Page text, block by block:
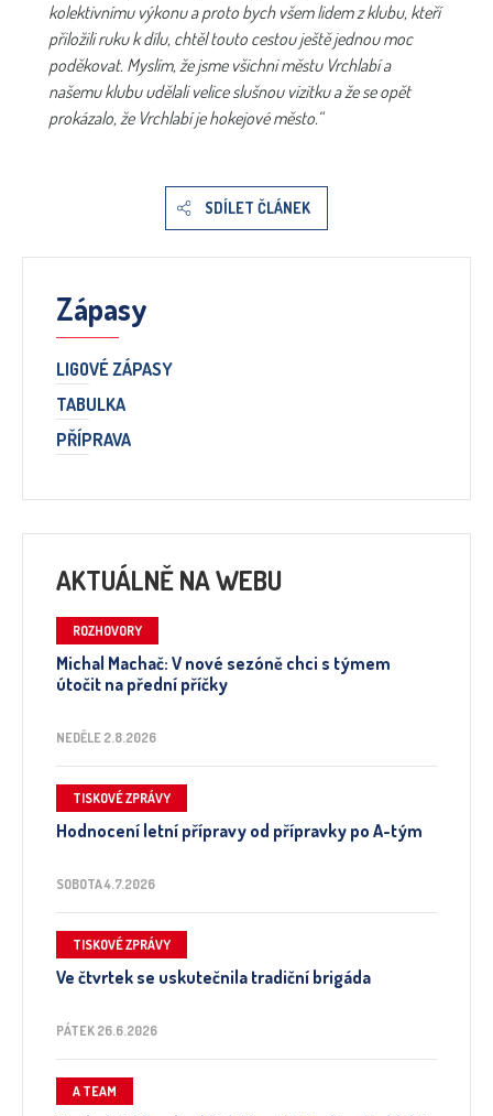
kolektivnímu výkonu a proto bych všem lidem z klubu, kteří
přiložili ruku k dílu, chtěl touto cestou ještě jednou moc
poděkovat. Myslím, že jsme všichni městu Vrchlabí a
našemu klubu udělali velice slušnou vizitku a že se opět
prokázalo, že Vrchlabí je hokejové město.“
SDÍLET ČLÁNEK
Zápasy
LIGOVÉ ZÁPASY
TABULKA
PŘÍPRAVA
AKTUÁLNĚ NA WEBU
ROZHOVORY
Michal Machač: V nové sezóně chci s týmem
útočit na přední příčky
NEDĚLE 2.8.2026
TISKOVÉ ZPRÁVY
Hodnocení letní přípravy od přípravky po A-tým
SOBOTA 4.7.2026
TISKOVÉ ZPRÁVY
Ve čtvrtek se uskutečnila tradiční brigáda
PÁTEK 26.6.2026
A TEAM